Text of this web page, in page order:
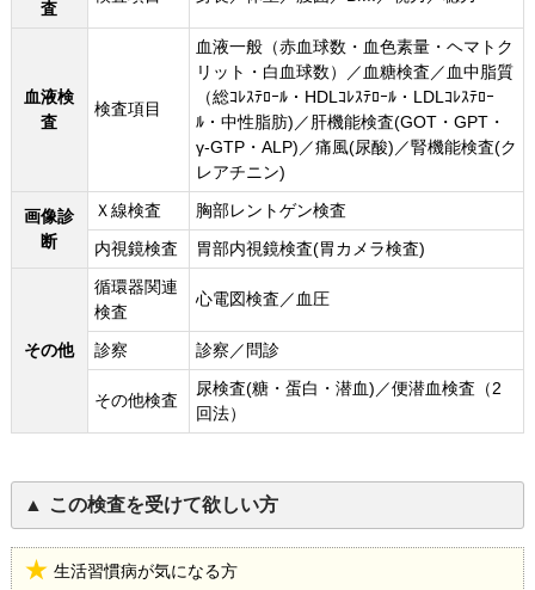
査
血液検
査
検査項目
血液一般（赤血球数・血色素量・ヘマトク
リット・白血球数）／血糖検査／血中脂質
（総ｺﾚｽﾃﾛｰﾙ・HDLｺﾚｽﾃﾛｰﾙ・LDLｺﾚｽﾃﾛｰ
ﾙ・中性脂肪)／肝機能検査(GOT・GPT・
γ-GTP・ALP)／痛風(尿酸)／腎機能検査(ク
レアチニン)
画像診
断
Ｘ線検査
胸部レントゲン検査
内視鏡検査
胃部内視鏡検査(胃カメラ検査)
その他
循環器関連
検査
心電図検査／血圧
診察 診察／問診
その他検査
尿検査(糖・蛋白・潜血)／便潜血検査（2
回法）
この検査を受けて欲しい方
生活習慣病が気になる方